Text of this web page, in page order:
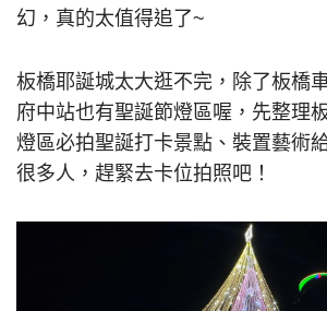
幻，真的太值得追了~
板橋耶誕城太大逛不完，除了板橋
府中站也有聖誕節燈區喔，先整理
燈區必拍聖誕打卡景點、裝置藝術
很多人，趕緊去卡位拍照吧！